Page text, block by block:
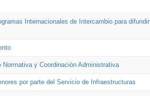
Internacionales de Intercambio para difundir
y Coordinación Administrativa
por parte del Servicio de Infraestructuras